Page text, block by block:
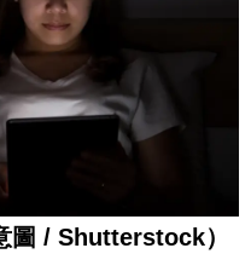
圖 / Shutterstock）